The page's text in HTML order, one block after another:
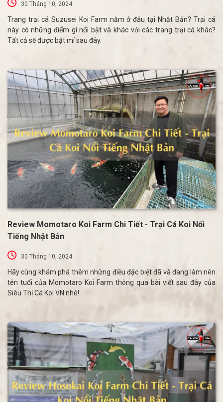
30 Tháng 10, 2024
Trang trại cá Suzusei Koi Farm nằm ở đâu tại Nhật Bản? Trại cá
này có những điểm gì nổi bật và khác với các trang trại cá khác?
Tất cả sẽ được bật mí sau đây.
Review Momotaro Koi Farm Chi Tiết - Trại Cá Koi Nổi
Tiếng Nhật Bản
30 Tháng 10, 2024
Hãy cùng khám phá thêm những điều đặc biệt đã và đang làm nên
tên tuổi của Momotaro Koi Farm thông qua bài viết sau đây của
Siêu Thị Cá Koi VN nhé!